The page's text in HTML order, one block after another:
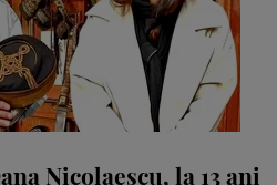
Nicolaescu, la 13 ani